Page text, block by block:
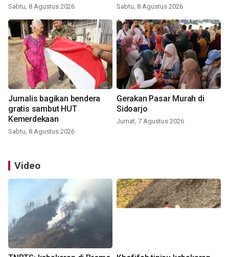
Sabtu, 8 Agustus 2026 Sabtu, 8 Agustus 2026
Jurnalis bagikan bendera
gratis sambut HUT
Kemerdekaan
Sabtu, 8 Agustus 2026
Gerakan Pasar Murah di
Sidoarjo
Jumat, 7 Agustus 2026
Video